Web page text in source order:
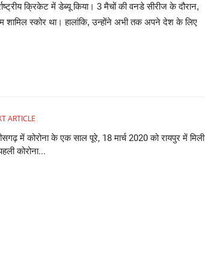
क्रिकेट में डेब्यू किया। 3 मैचों की वनडे सीरीज के दौरान,
स्कोर था। हालांकि, उन्होंने अभी तक अपने देश के लिए
ARTICLE
में कोरोना के एक साल पूरे, 18 मार्च 2020 को रायपुर में मिली
कोरोना...